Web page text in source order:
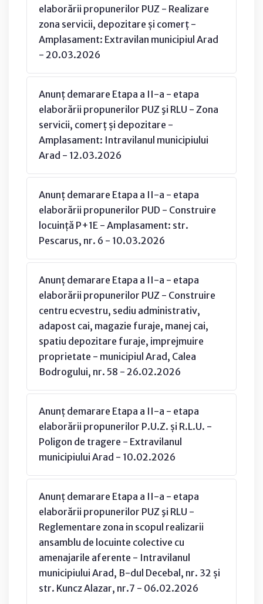
elaborării propunerilor PUZ - Realizare
zona servicii, depozitare și comerț -
Amplasament: Extravilan municipiul Arad
- 20.03.2026
Anunț demarare Etapa a II-a - etapa
elaborării propunerilor PUZ şi RLU - Zona
servicii, comerț și depozitare -
Amplasament: Intravilanul municipiului
Arad - 12.03.2026
Anunț demarare Etapa a II-a - etapa
elaborării propunerilor PUD - Construire
locuință P+1E - Amplasament: str.
Pescarus, nr. 6 - 10.03.2026
Anunț demarare Etapa a II-a - etapa
elaborării propunerilor PUZ - Construire
centru ecvestru, sediu administrativ,
adapost cai, magazie furaje, manej cai,
spatiu depozitare furaje, imprejmuire
proprietate - municipiul Arad, Calea
Bodrogului, nr. 58 - 26.02.2026
Anunț demarare Etapa a II-a - etapa
elaborării propunerilor P.U.Z. și R.L.U. -
Poligon de tragere - Extravilanul
municipiului Arad - 10.02.2026
Anunț demarare Etapa a II-a - etapa
elaborării propunerilor PUZ şi RLU -
Reglementare zona in scopul realizarii
ansamblu de locuinte colective cu
amenajarile aferente - Intravilanul
municipiului Arad, B-dul Decebal, nr. 32 și
str. Kuncz Alazar, nr.7 - 06.02.2026